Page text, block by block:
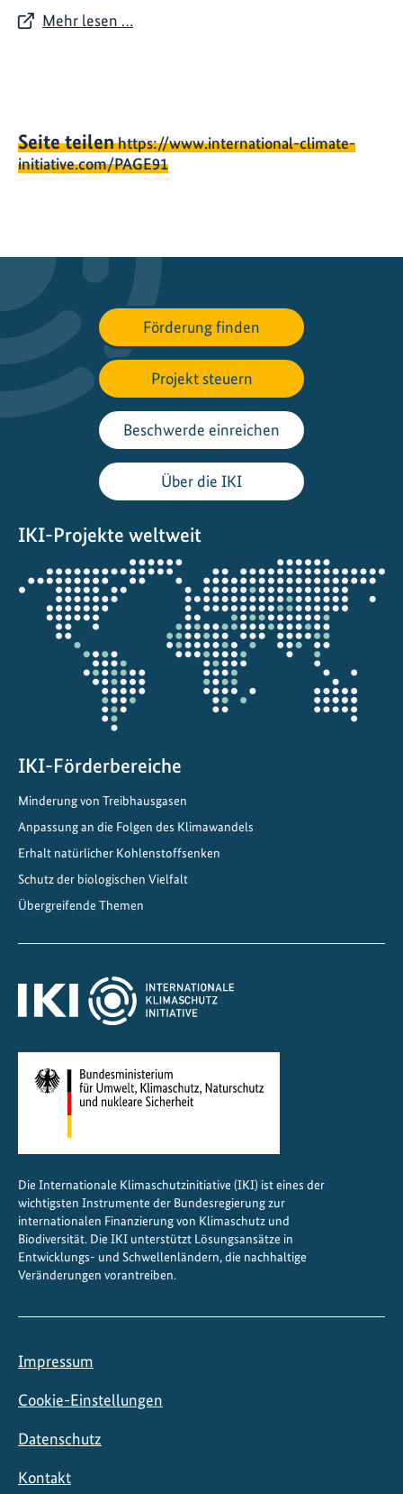
Mehr lesen …
Seite teilenhttps://www.international-climate-
initiative.com/PAGE91
Förderung finden
Projekt steuern
Beschwerde einreichen
Über die IKI
IKI-Projekte weltweit
Öffnet
die
Projektkarte
IKI-Förderbereiche
Minderung von Treibhausgasen
Anpassung an die Folgen des Klimawandels
Erhalt natürlicher Kohlenstoffsenken
Schutz der biologischen Vielfalt
Übergreifende Themen
Die Internationale Klimaschutzinitiative (IKI) ist eines der
wichtigsten Instrumente der Bundesregierung zur
internationalen Finanzierung von Klimaschutz und
Biodiversität. Die IKI unterstützt Lösungsansätze in
Entwicklungs- und Schwellenländern, die nachhaltige
Veränderungen vorantreiben.
Impressum
Cookie-Einstellungen
Datenschutz
Kontakt